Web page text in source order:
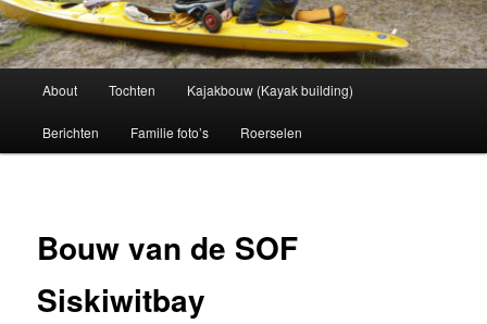
About Tochten Kajakbouw (Kayak building)
Berichten Familie foto’s Roerselen
Bouw van de SOF
Siskiwitbay